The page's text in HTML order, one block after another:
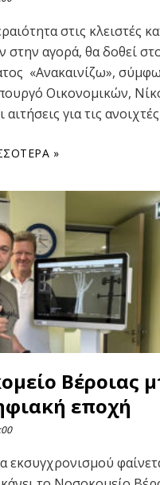
στις κλειστές
στην αγορά, θα δοθεί
«Ανακαινίζω»,
Οικονομικών,
για τις ανοιχτές
»
Βέροιας
εποχή
εκσυγχρονισμού